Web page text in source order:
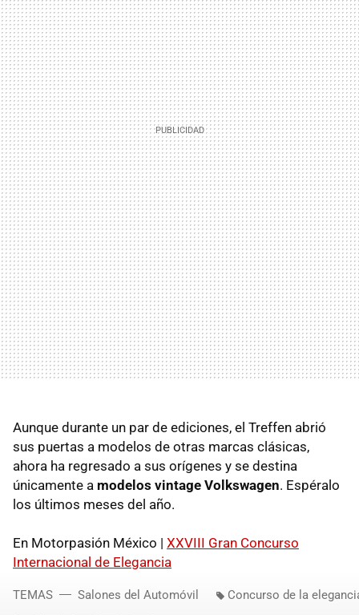
Aunque durante un par de ediciones, el Treffen abrió
sus puertas a modelos de otras marcas clásicas,
ahora ha regresado a sus orígenes y se destina
únicamente a modelos vintage Volkswagen. Espéralo
los últimos meses del año.
En Motorpasión México | XXVIII Gran Concurso
Internacional de Elegancia
TEMAS Salones del Automóvil Concurso de la